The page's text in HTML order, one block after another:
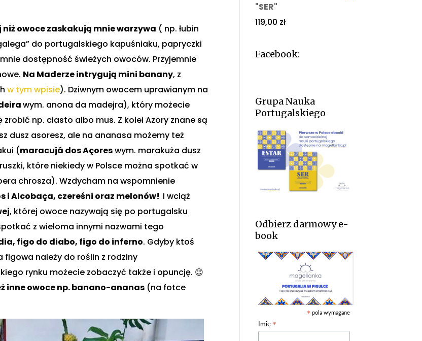
owoce zaskakują mnie warzywa ( np. łubin
do portugalskiego kapuśniaku, papryczki
dostępność świeżych owoców. Przyjemnie
Na Maderze intrygują mini banany, z
w tym wpisie). Dziwnym owocem uprawianym na
wym. anona da madejra), który możecie
np. ciasto albo mus. Z kolei Azory znane są
dusz asoresz, ale na ananasa możemy też
(maracujá dos Açoreswym. marakuża dusz
które niekiedy w Polsce można spotkać w
chrosza). Wzdycham na wspomnienie
i Alcobaça, czereśni oraz melonów! I wciąż
, której owoce nazywają się po portugalsku
z wieloma innymi nazwami tego
figo do diabo, figo do inferno. Gdyby ktoś
należy do roślin z rodziny
rynku możecie zobaczyć także i opuncję. 😉
inne owoce np. banano-ananas (na fotce
"SER"
119,00 zł
Facebook:
Grupa Nauka
Portugalskiego
Odbierz darmowy e-
book
* pola wymagane
Imię *